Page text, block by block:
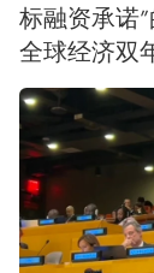
标融资承诺
全球经济双